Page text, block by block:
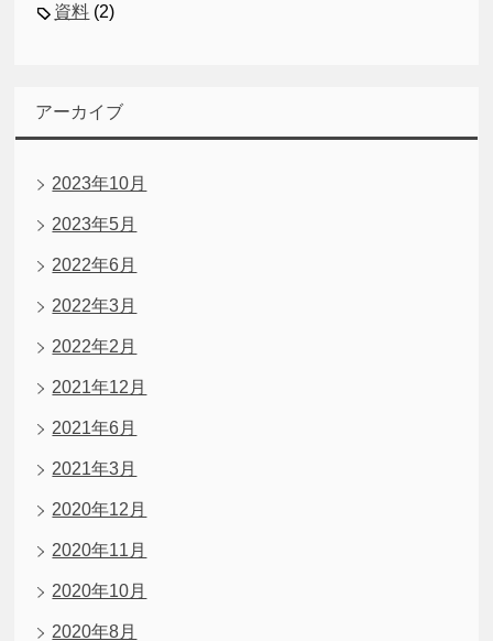
資料 (2)
アーカイブ
2023年10月
2023年5月
2022年6月
2022年3月
2022年2月
2021年12月
2021年6月
2021年3月
2020年12月
2020年11月
2020年10月
2020年8月